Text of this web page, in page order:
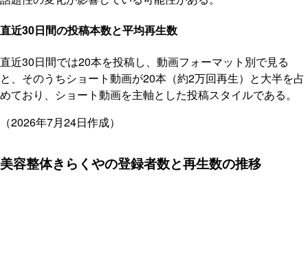
直近30日間の投稿本数と平均再生数
直近30日間では20本を投稿し、動画フォーマット別で見る
と、そのうちショート動画が20本（約2万回再生）と大半を占
めており、ショート動画を主軸とした投稿スタイルである。
（2026年7月24日作成）
美容整体きらくやの登録者数と再生数の推移